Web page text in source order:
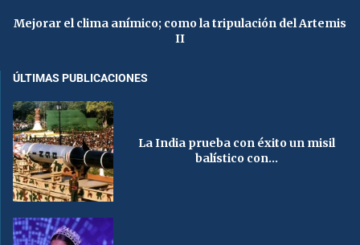
Mejorar el clima anímico; como la tripulación del Artemis
II
ÚLTIMAS PUBLICACIONES
La India prueba con éxito un misil
balístico con...